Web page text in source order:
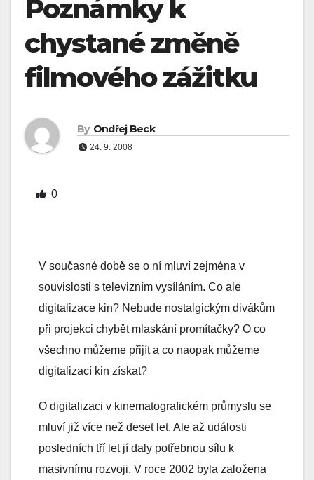
Poznámky k
chystané změně
filmového zážitku
By Ondřej Beck
24. 9. 2008
0
V současné době se o ní mluví zejména v
souvislosti s televizním vysíláním. Co ale
digitalizace kin? Nebude nostalgickým divákům
při projekci chybět mlaskání promítačky? O co
všechno můžeme přijít a co naopak můžeme
digitalizací kin získat?
O digitalizaci v kinematografickém průmyslu se
mluví již více než deset let. Ale až události
posledních tří let jí daly potřebnou sílu k
masivnímu rozvoji. V roce 2002 byla založena